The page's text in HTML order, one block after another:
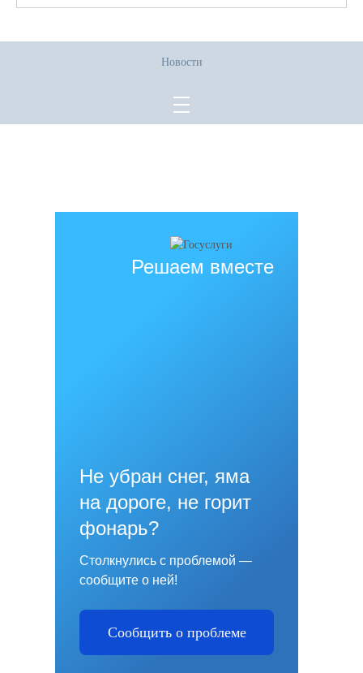
Новости
Решаем вместе
Не убран снег, яма
на дороге, не горит
фонарь?
Столкнулись с проблемой —
сообщите о ней!
Сообщить о проблеме